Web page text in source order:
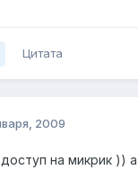
Цитата
2009
на микрик ))